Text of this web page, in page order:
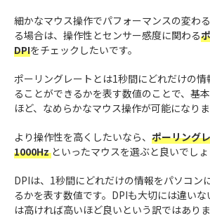
細かなマウス操作でパフォーマンスの変わ
る場合は、操作性とセンサー感度に関わる
DPIをチェックしたいです。
ポーリングレートとは1秒間にどれだけの
ることができるかを表す数値のことで、基
ほど、なめらかなマウス操作が可能になりま
より操作性を高くしたいなら、 ポーリング
1000Hzといったマウスを選ぶと良いでしょ
DPIは、1秒間にどれだけの情報をパソコン
るかを表す数値です。DPIも大切には違い
は高ければ高いほど良いという訳ではありま